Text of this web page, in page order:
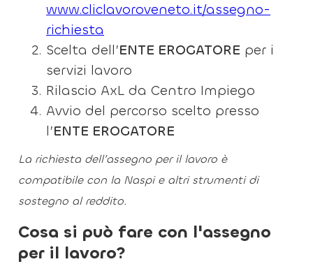
www.cliclavoroveneto.it/assegno-
richiesta
Scelta dell’ENTE EROGATORE per i
servizi lavoro
Rilascio AxL da Centro Impiego
Avvio del percorso scelto presso
l’ENTE EROGATORE
La richiesta dell’assegno per il lavoro è
compatibile con la Naspi e altri strumenti di
sostegno al reddito.
Cosa si può fare con l'assegno
per il lavoro?